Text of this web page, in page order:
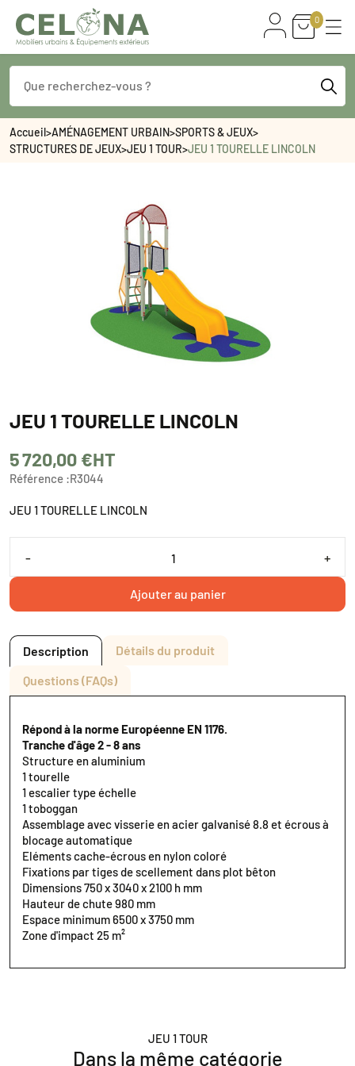
0
Accueil>AMÉNAGEMENT URBAIN>SPORTS & JEUX>
STRUCTURES DE JEUX>JEU 1 TOUR>JEU 1 TOURELLE LINCOLN
JEU 1 TOURELLE LINCOLN
5 720,00 €HT
Référence :R3044
JEU 1 TOURELLE LINCOLN
- +
Ajouter au panier
Description
Détails du produit
Questions (FAQs)
Répond à la norme Européenne EN 1176.
Tranche d'âge 2 - 8 ans
Structure en aluminium
1 tourelle
1 escalier type échelle
1 toboggan
Assemblage avec visserie en acier galvanisé 8.8 et écrous à
blocage automatique
Eléments cache-écrous en nylon coloré
Fixations par tiges de scellement dans plot bêton
Dimensions 750 x 3040 x 2100 h mm
Hauteur de chute 980 mm
Espace minimum 6500 x 3750 mm
Zone d'impact 25 m²
JEU 1 TOUR
Dans la même catégorie